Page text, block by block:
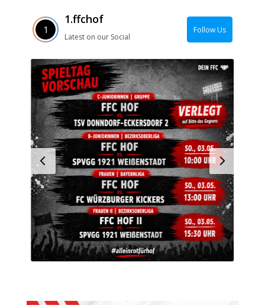
1.ffchof
Latest on our Social
Follow Us